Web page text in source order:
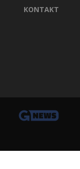
KONTAKT